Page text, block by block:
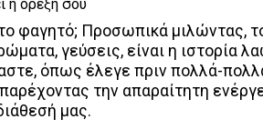
το φαγητό; Προσωπικά μιλώντας,
γεύσεις, είναι η ιστορία
όπως έλεγε πριν πολλά-
την απαραίτητη
μας.